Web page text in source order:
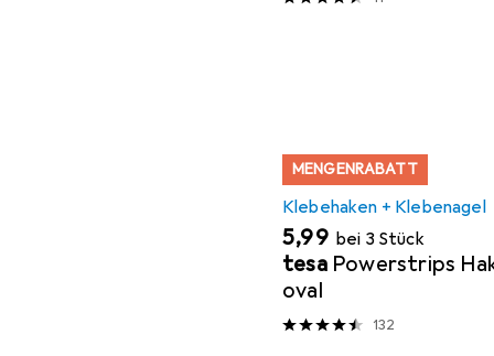
MENGENRABATT
Klebehaken + Klebenagel
EUR
5,99 bei 3 Stück
tesa Powerstrips
oval
132